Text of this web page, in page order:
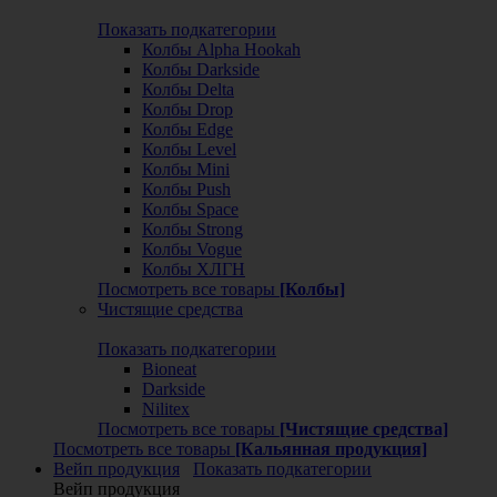
Показать подкатегории
Колбы Alpha Hookah
Колбы Darkside
Колбы Delta
Колбы Drop
Колбы Edge
Колбы Level
Колбы Mini
Колбы Push
Колбы Space
Колбы Strong
Колбы Vogue
Колбы ХЛГН
Посмотреть все товары [Колбы]
Чистящие средства
Показать подкатегории
Bioneat
Darkside
Nilitex
Посмотреть все товары [Чистящие средства]
Посмотреть все товары [Кальянная продукция]
Вейп продукция
Показать подкатегории
Вейп продукция